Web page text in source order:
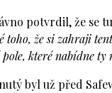
potvrdil, že se
toho, že si zahraji
které nabídne ty
byl už před